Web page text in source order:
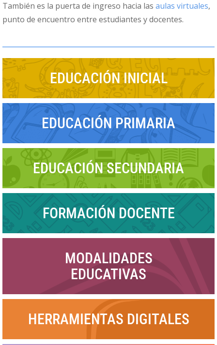
También es la puerta de ingreso hacia las aulas virtuales,
punto de encuentro entre estudiantes y docentes.
EDUCACIÓN INICIAL
EDUCACIÓN PRIMARIA
EDUCACIÓN SECUNDARIA
FORMACIÓN DOCENTE
MODALIDADES
EDUCATIVAS
HERRAMIENTAS DIGITALES